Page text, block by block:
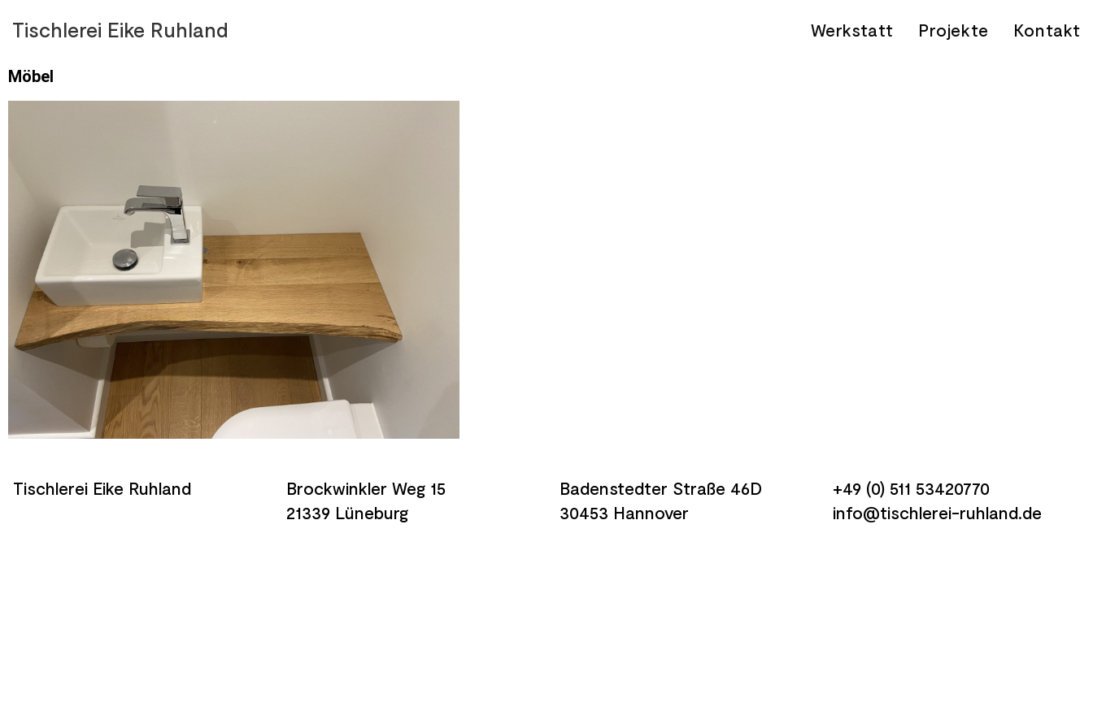
Tischlerei Eike Ruhland Werkstatt Projekte Kontakt
Möbel
Tischlerei Eike Ruhland
Brockwinkler Weg 15
21339 Lüneburg
Badenstedter Straße 46D
30453 Hannover
+49 (0) 511 53420770
info@tischlerei-ruhland.de